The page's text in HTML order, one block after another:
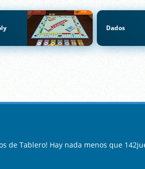
Dados
de Tablero! Hay nada menos que